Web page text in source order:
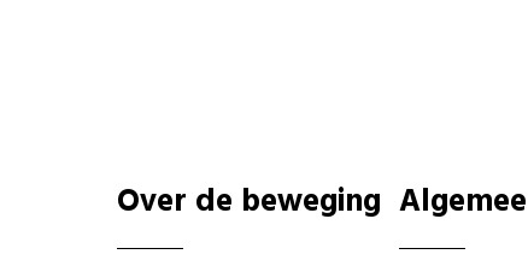
Over de beweging